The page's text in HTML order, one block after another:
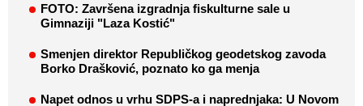
FOTO: Završena izgradnja fiskulturne sale u
Gimnaziji "Laza Kostić"
Smenjen direktor Republičkog geodetskog zavoda
Borko Drašković, poznato ko ga menja
Napet odnos u vrhu SDPS-a i naprednjaka: U Novom